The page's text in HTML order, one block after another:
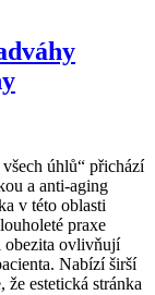
úhlů“ přichází
a anti-aging
v této oblasti
praxe
obezita ovlivňují
Nabízí širší
estetická stránka